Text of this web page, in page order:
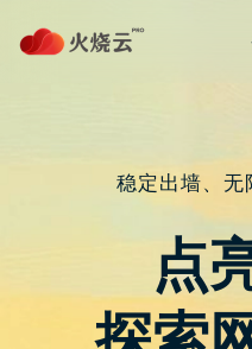
to 2023最新
黄色
究竟有多黄
对比